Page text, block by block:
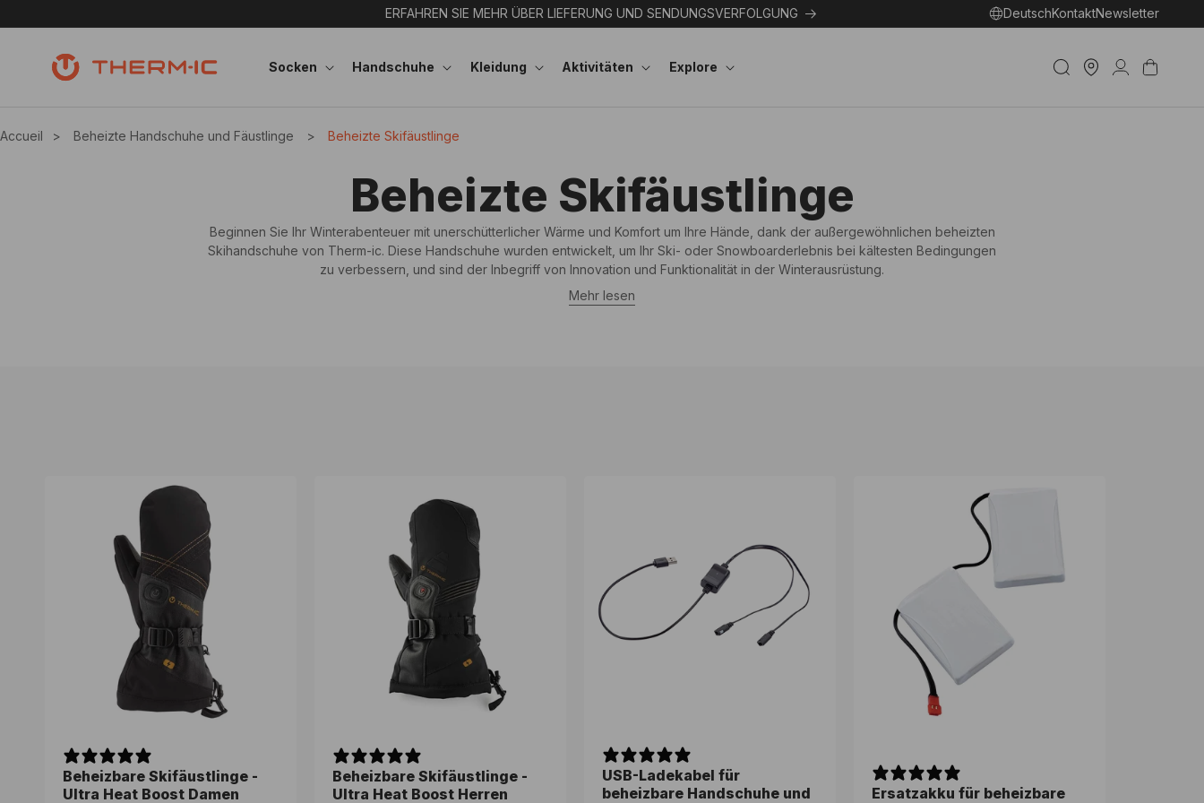
ERFAHREN SIE MEHR ÜBER LIEFERUNG UND SENDUNGSVERFOLGUNG DeutschKontaktNewsletter
Socken Handschuhe Kleidung Aktivitäten Explore
GeschäftEinloggen
Warenkorb
Accueil > Beheizte Handschuhe und Fäustlinge > Beheizte Skifäustlinge
K
a
t
Beheizte Skifäustlinge
Beginnen Sie Ihr Winterabenteuer mit unerschütterlicher Wärme und Komfort um Ihre Hände, dank der außergewöhnlichen beheizten
Skihandschuhe von Therm-ic. Diese Handschuhe wurden entwickelt, um Ihr Ski- oder Snowboarderlebnis bei kältesten Bedingungen
zu verbessern, und sind der Inbegriff von Innovation und Funktionalität in der Winterausrüstung.
Mehr lesen
Beheizbare Skifäustlinge -
Ultra Heat Boost Damen
Beheizbare Skifäustlinge -
Ultra Heat Boost Damen
Beheizbare Skifäustlinge -
Ultra Heat Boost Herren
Beheizbare Skifäustlinge -
Ultra Heat Boost Herren
USB-Ladekabel für
beheizbare Handschuhe und
Ersatzakku für beheizbare